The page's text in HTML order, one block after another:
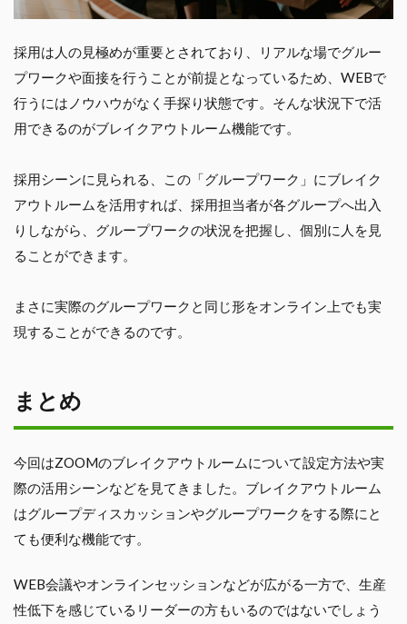
採用は人の見極めが重要とされており、リアルな場でグルー
プワークや面接を行うことが前提となっているため、WEBで
行うにはノウハウがなく手探り状態です。そんな状況下で活
用できるのがブレイクアウトルーム機能です。
採用シーンに見られる、この「グループワーク」にブレイク
アウトルームを活用すれば、採用担当者が各グループへ出入
りしながら、グループワークの状況を把握し、個別に人を見
ることができます。
まさに実際のグループワークと同じ形をオンライン上でも実
現することができるのです。
まとめ
今回はZOOMのブレイクアウトルームについて設定方法や実
際の活用シーンなどを見てきました。ブレイクアウトルーム
はグループディスカッションやグループワークをする際にと
ても便利な機能です。
WEB会議やオンラインセッションなどが広がる一方で、生産
性低下を感じているリーダーの方もいるのではないでしょう